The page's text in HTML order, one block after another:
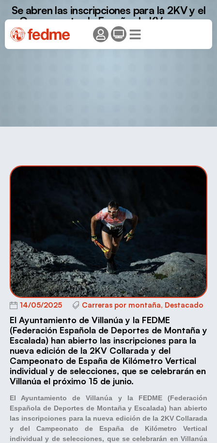
Se abren las inscripciones para la 2KV y el
Campeonato de España de KV, que se
disputarán en Villanúa el 15 de junio
14/05/2025 Carreras por montaña, Destacado
El Ayuntamiento de Villanúa y la FEDME
(Federación Española de Deportes de Montaña y
Escalada) han abierto las inscripciones para la
nueva edición de la 2KV Collarada y del
Campeonato de España de Kilómetro Vertical
individual y de selecciones, que se celebrarán en
Villanúa el próximo 15 de junio.
El Ayuntamiento de Villanúa y la FEDME (Federación
Española de Deportes de Montaña y Escalada) han abierto
las inscripciones para la nueva edición de la 2KV Collarada
y del Campeonato de España de Kilómetro Vertical
individual y de selecciones, que se celebrarán en Villanúa